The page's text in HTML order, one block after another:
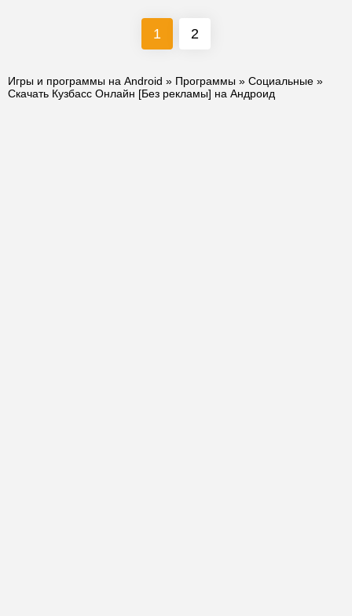
1 2
Игры и программы на Android » Программы » Социальные »
Скачать Кузбасс Онлайн [Без рекламы] на Андроид